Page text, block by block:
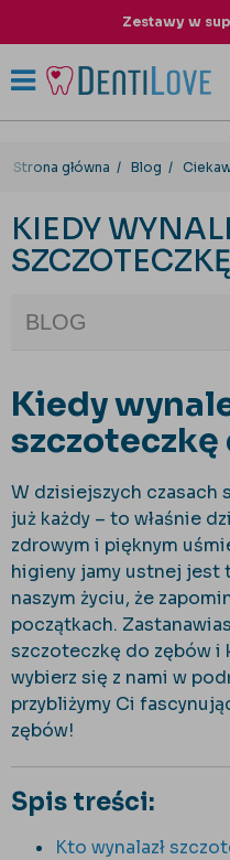
Zestawy w
Strona główna Blog
KIEDY
BLOG
Kiedy
szczoteczkę
W dzisiejszych czasach
już każdy – to właśnie
zdrowym i pięknym
higieny jamy ustnej jest
naszym życiu, że
początkach.
szczoteczkę do zębów i
wybierz się z nami w
przybliżymy Ci
zębów!
Spis treści:
Kto wynalazł